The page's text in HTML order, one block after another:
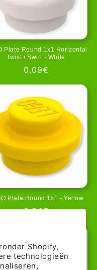
Shopify,
technologieën
Plate Round 1x1 Horizontal
Twist / Swirl - White
Normale
0,09€
Plate Round 1x1 - Yellow
Normale
0,04€